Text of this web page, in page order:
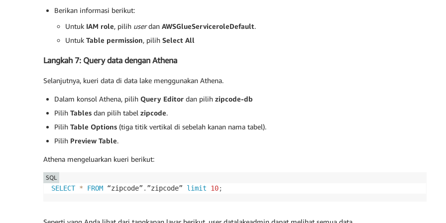
Berikan informasi berikut:
Untuk IAM role, pilih userdan AWSGlueServiceroleDefault.
Untuk Table permission, pilih Select All
Langkah 7: Query data dengan Athena
Selanjutnya, kueri data di data lake menggunakan Athena.
Dalam konsol Athena, pilih Query Editor dan pilih zipcode-db
Pilih Tables dan pilih tabel zipcode.
Pilih Table Options (tiga titik vertikal di sebelah kanan nama tabel).
Pilih Preview Table.
Athena mengeluarkan kueri berikut:
SELECT * FROM “zipcode” . ”zipcode” limit 10;
SQL